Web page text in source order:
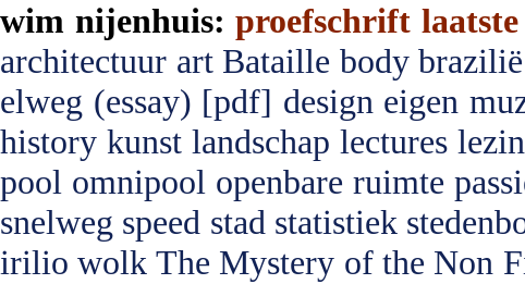
wim nijenhuis:proefschrift
architectuur art Bataille body brazilië
elweg (essay) [pdf] design eigen
history kunst landschap lectures
pool omnipool openbare ruimte
snelweg speed stad statistiek
irilio wolk The Mystery of the Non